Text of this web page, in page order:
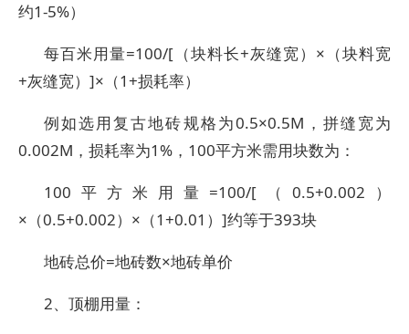
约1-5%）
每百米用量=100/[（块料长+灰缝宽）×（块料宽
+灰缝宽）]×（1+损耗率）
例如选用复古地砖规格为0.5×0.5M，拼缝宽为
0.002M，损耗率为1%，100平方米需用块数为：
100平方米用量=100/[（0.5+0.002）
×（0.5+0.002）×（1+0.01）]约等于393块
地砖总价=地砖数×地砖单价
2、顶棚用量：